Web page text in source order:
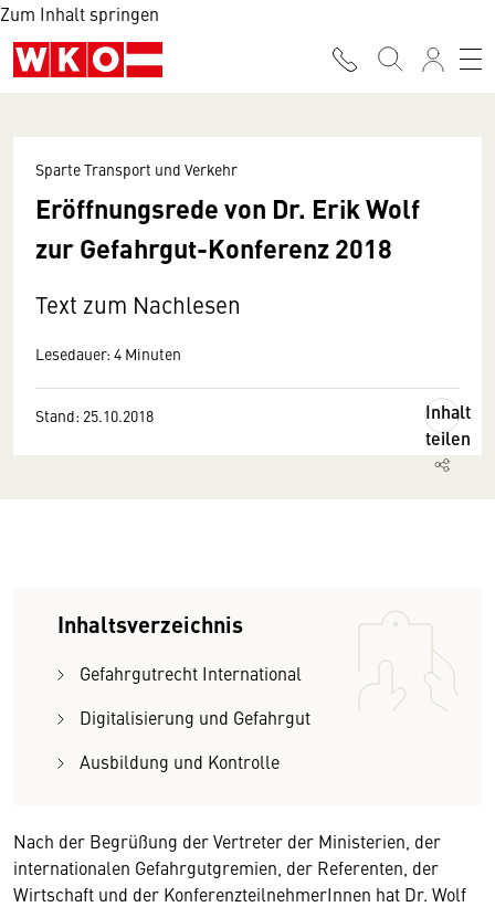
Zum Inhalt springen
Sparte Transport und Verkehr
Eröffnungsrede von Dr. Erik Wolf
zur Gefahrgut-Konferenz 2018
Text zum Nachlesen
Lesedauer: 4 Minuten
Stand: 25.10.2018
Inhalt
teilen
Inhaltsverzeichnis
Gefahrgutrecht International
Digitalisierung und Gefahrgut
Ausbildung und Kontrolle
Nach der Begrüßung der Vertreter der Ministerien, der
internationalen Gefahrgutgremien, der Referenten, der
Wirtschaft und der KonferenzteilnehmerInnen hat Dr. Wolf